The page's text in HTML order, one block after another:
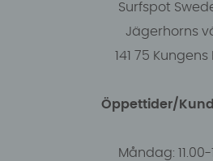
Surfspot
Jägerhorns
141 75 Kungens
Öppettider/
Måndag: 11.00-